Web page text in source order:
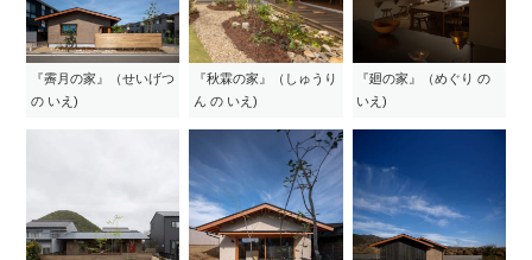
『霽月の家』（せいげつ
の いえ)
『秋霖の家』（しゅうり
ん の いえ)
『廻の家』（めぐり の
いえ)